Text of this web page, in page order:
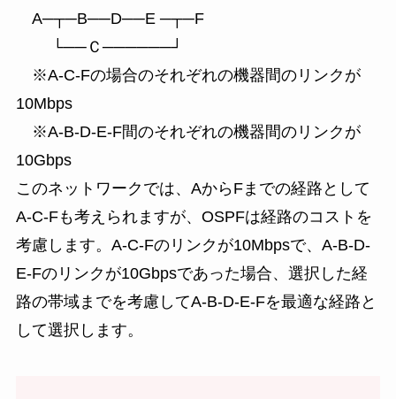
A─┬─B──D──E ─┬─F
└──Ｃ──────┘
※A-C-Fの場合のそれぞれの機器間のリンクが
10Mbps
※A-B-D-E-F間のそれぞれの機器間のリンクが
10Gbps
このネットワークでは、AからFまでの経路として
A-C-Fも考えられますが、OSPFは経路のコストを
考慮します。A-C-Fのリンクが10Mbpsで、A-B-D-
E-Fのリンクが10Gbpsであった場合、選択した経
路の帯域までを考慮してA-B-D-E-Fを最適な経路と
して選択します。